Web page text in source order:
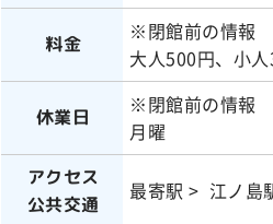
料金
※閉館前の情報
大人500円、小
休業日
※閉館前の情報
月曜
アクセス
公共交通
最寄駅 > 江ノ島